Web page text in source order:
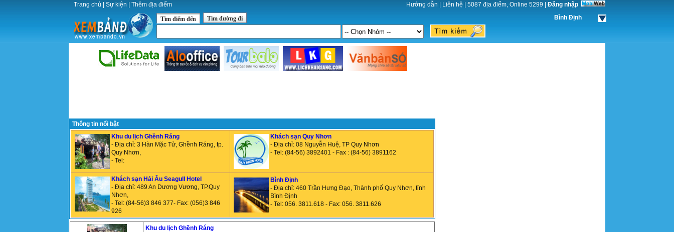
Trang chủ Sự kiện Thêm địa điểm Hướng dẫn Liên hệ 5087 địa điểm, Online 5299
Đăng nhập
Bình Định
Tìm điểm đến Tìm đường đi
Thông tin nổi bật
Khu du lịch Ghềnh Ráng
- Địa chỉ: 3 Hàn Mặc Tử, Ghềnh Ráng, tp.
Quy Nhơn,
- Tel:
Khách sạn Quy Nhơn
- Địa chỉ: 08 Nguyễn Huệ, TP Quy Nhơn
- Tel: (84-56) 3892401 - Fax : (84-56) 3891162
Khách sạn Hải Âu Seagull Hotel
- Địa chỉ: 489 An Dương Vương, TP.Quy
Nhơn,
- Tel: (84-56)3 846 377- Fax: (056)3 846
926
Bình Định
- Địa chỉ: 460 Trần Hưng Đạo, Thành phố Quy Nhơn, tỉnh
Bình Định
- Tel: 056. 3811.618 - Fax: 056. 3811.626
Khu du lịch Ghềnh Ráng